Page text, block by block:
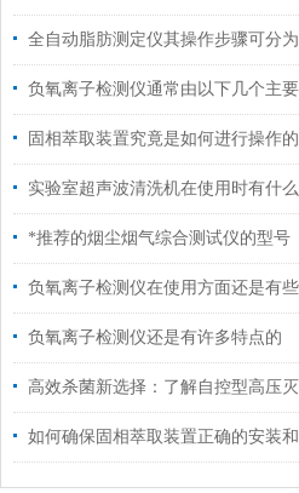
*推荐的烟尘烟气综合测试仪的型号
负氧离子检测仪还是有许多特点的